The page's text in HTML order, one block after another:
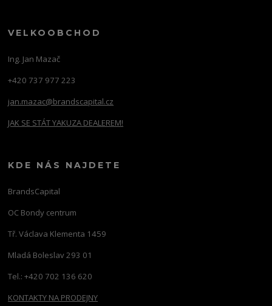
VELKOOBCHOD
Ing. Jan Mazač
+420 737 977 223
jan.mazac@brandscapital.cz
JAK SE STÁT YAKUZA DEALEREM!
KDE NÁS NAJDETE
BrandsCapital
OC Bondy centrum
Tř. Václava Klementa 1459
Mladá Boleslav 293 01
Tel.: +420 702 136 620
KONTAKTY NA PRODEJNY